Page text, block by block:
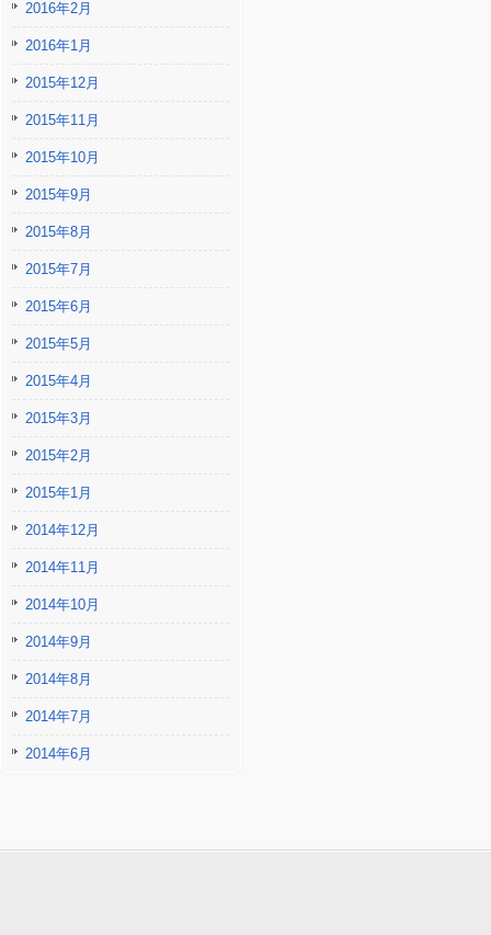
2016年2月
2016年1月
2015年12月
2015年11月
2015年10月
2015年9月
2015年8月
2015年7月
2015年6月
2015年5月
2015年4月
2015年3月
2015年2月
2015年1月
2014年12月
2014年11月
2014年10月
2014年9月
2014年8月
2014年7月
2014年6月